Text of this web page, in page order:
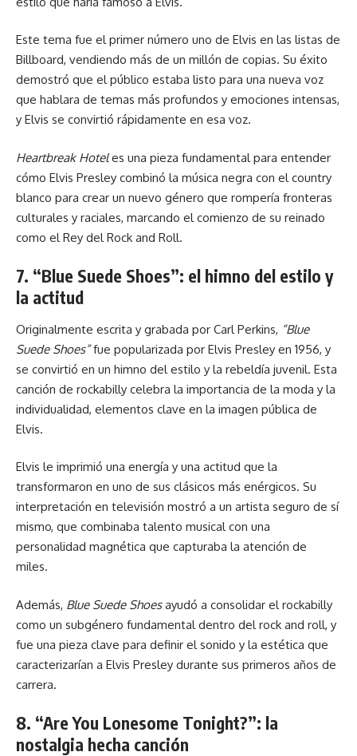
Este tema fue el primer número uno de Elvis en las listas de
Billboard, vendiendo más de un millón de copias. Su éxito
demostró que el público estaba listo para una nueva voz
que hablara de temas más profundos y emociones intensas,
y Elvis se convirtió rápidamente en esa voz.
Heartbreak Hoteles una pieza fundamental para entender
cómo Elvis Presley combinó la música negra con el country
blanco para crear un nuevo género que rompería fronteras
culturales y raciales, marcando el comienzo de su reinado
como el Rey del Rock and Roll.
7. “Blue Suede Shoes”: el himno del estilo y
la actitud
Originalmente escrita y grabada por Carl Perkins, “Blue
Suede Shoes”fue popularizada por Elvis Presley en 1956, y
se convirtió en un himno del estilo y la rebeldía juvenil. Esta
canción de rockabilly celebra la importancia de la moda y la
individualidad, elementos clave en la imagen pública de
Elvis.
Elvis le imprimió una energía y una actitud que la
transformaron en uno de sus clásicos más enérgicos. Su
interpretación en televisión mostró a un artista seguro de sí
mismo, que combinaba talento musical con una
personalidad magnética que capturaba la atención de
miles.
Además, Blue Suede Shoesayudó a consolidar el rockabilly
como un subgénero fundamental dentro del rock and roll, y
fue una pieza clave para definir el sonido y la estética que
caracterizarían a Elvis Presley durante sus primeros años de
carrera.
8. “Are You Lonesome Tonight?”: la
nostalgia hecha canción